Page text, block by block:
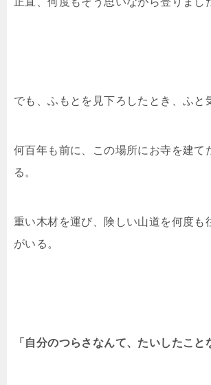
でも、ふもとを見下ろしたとき、ふと
何百年も前に、この場所にお寺を建て
る。
重い木材を運び、険しい山道を何度も
がいる。
「自分のつらさなんて、たいしたこと